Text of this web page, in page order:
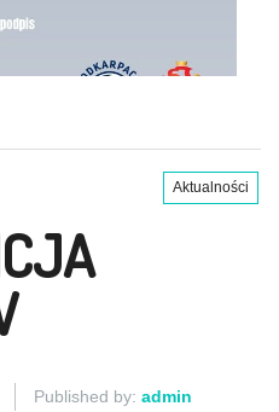
Aktualności
Published by: admin